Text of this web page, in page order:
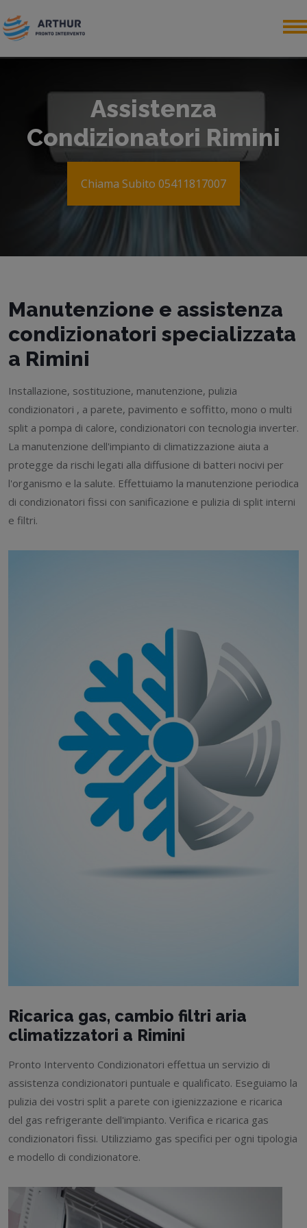
Assistenza
Condizionatori Rimini
Chiama Subito 05411817007
Manutenzione e assistenza
condizionatori specializzata
a Rimini
Installazione, sostituzione, manutenzione, pulizia
condizionatori , a parete, pavimento e soffitto, mono o multi
split a pompa di calore, condizionatori con tecnologia inverter.
La manutenzione dell'impianto di climatizzazione aiuta a
protegge da rischi legati alla diffusione di batteri nocivi per
l'organismo e la salute. Effettuiamo la manutenzione periodica
di condizionatori fissi con sanificazione e pulizia di split interni
e filtri.
Ricarica gas, cambio filtri aria
climatizzatori a Rimini
Pronto Intervento Condizionatori effettua un servizio di
assistenza condizionatori puntuale e qualificato. Eseguiamo la
pulizia dei vostri split a parete con igienizzazione e ricarica
del gas refrigerante dell'impianto. Verifica e ricarica gas
condizionatori fissi. Utilizziamo gas specifici per ogni tipologia
e modello di condizionatore.